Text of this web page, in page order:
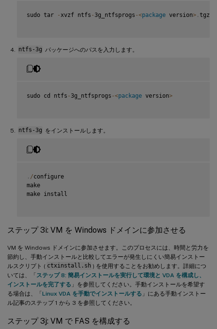
sudo tar - xvzf ntfs - 3g_ntfsprogs -<package version> . tgz
ntfs-3g パッケージへのパスを入力します。
sudo cd ntfs - 3g_ntfsprogs -<package version>
ntfs-3g をインストールします。
. /configure
make
make install
ステップ 3i: VM を Windows ドメインに参加させる
VM を Windows ドメインに参加させます。このプロセスには、時間と労力を
節約し、手動インストールと比較してエラーが発生しにくい簡易インストー
ルスクリプト ( ctxinstall.sh ) を使用することをお勧めします。詳細につ
いては、「 ステップ 8: 簡易インストールを実行して環境と VDA を構成し、
インストールを完了する 」を参照してください。手動インストールを希望す
る場合は、「Linux VDA を手動でインストールする 」にある手動インストー
ル記事のステップ 1 から 3 を参照してください。
ステップ 3j: VM で FAS を構成する